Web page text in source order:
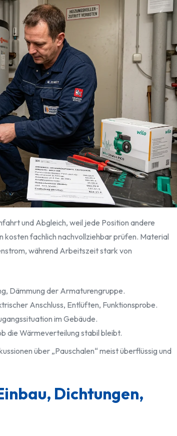
und Abgleich, weil jede Position andere
kosten fachlich nachvollziehbar prüfen. Material
während Arbeitszeit stark von
Dämmung der Armaturengruppe.
Anschluss, Entlüften, Funktionsprobe.
im Gebäude.
die Wärmeverteilung stabil bleibt.
über „Pauschalen“ meist überflüssig und
Dichtungen,